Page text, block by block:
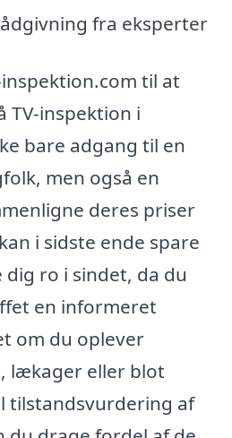
fra eksperter
til at
TV-inspektion i
bare adgang til en
men også en
deres priser
i sidste ende spare
ro i sindet, da du
en informeret
om du oplever
lækager eller blot
tilstandsvurdering af